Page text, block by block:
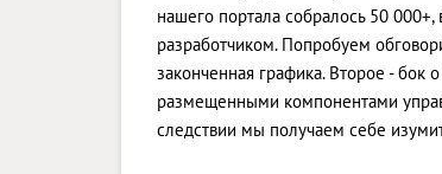
нашего портала собралось 50
разработчиком. Попробуем
законченная графика. Второе -
размещенными компонентами
следствии мы получаем себе